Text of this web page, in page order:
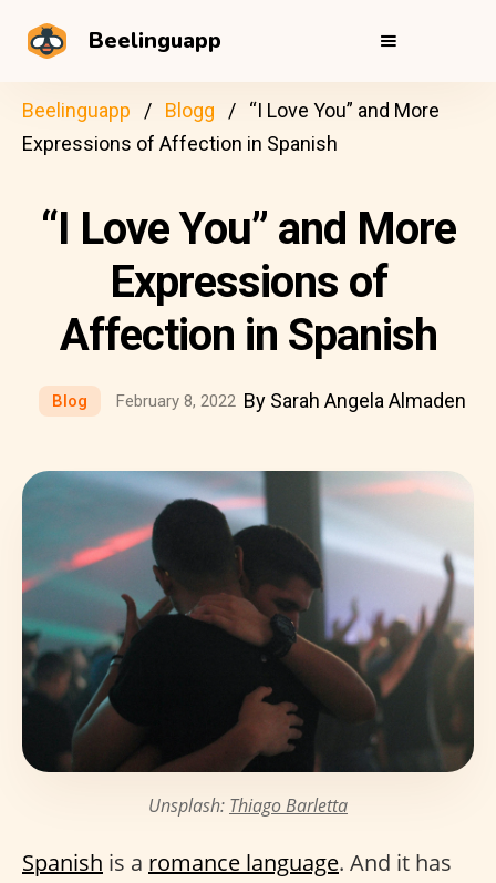
Beelinguapp
Beelinguapp Blogg
“I Love You” and More
Expressions of Affection in Spanish
“I Love You” and More
Expressions of
Affection in Spanish
Blog February 8, 2022 By Sarah Angela Almaden
Unsplash: Thiago Barletta
Spanish is a romance language. And it has